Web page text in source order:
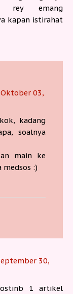
rey emang
kapan istirahat
03,
kadang
soalnya
main ke
:)
30,
1 artikel